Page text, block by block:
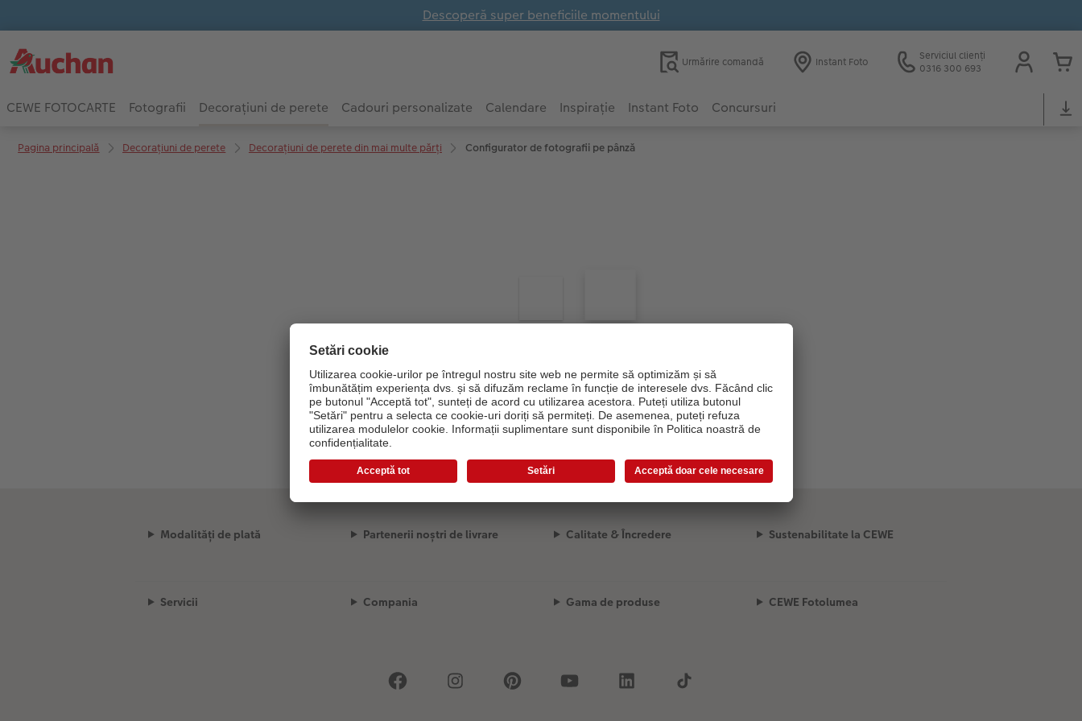
Descoperă super beneficiile momentului
Urmărire comandă Instant Foto
Serviciul clienți
0316 300 693
CEWE FOTOCARTE Fotografii Decorațiuni de perete Cadouri personalizate Calendare Inspirație Instant Foto Concursuri
Pagina principală Decorațiuni de perete Decorațiuni de perete din mai multe părți Configurator de fotografii pe pânză
Încărcare...
Modalități de plată Partenerii noștri de livrare Calitate & Încredere Sustenabilitate la CEWE
Servicii Compania Gama de produse CEWE Fotolumea